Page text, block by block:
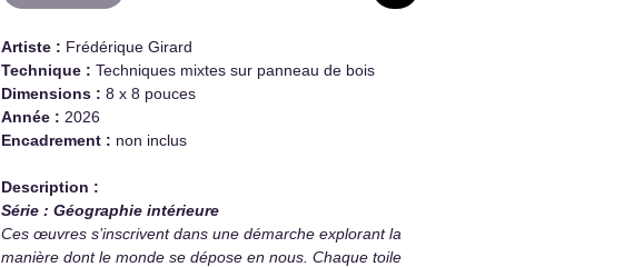
Artiste : Frédérique Girard
Technique : Techniques mixtes sur panneau de bois
Dimensions : 8 x 8 pouces
Année : 2026
Encadrement : non inclus
Description :
Série : Géographie intérieure
Ces œuvres s’inscrivent dans une démarche explorant la
manière dont le monde se dépose en nous. Chaque toile